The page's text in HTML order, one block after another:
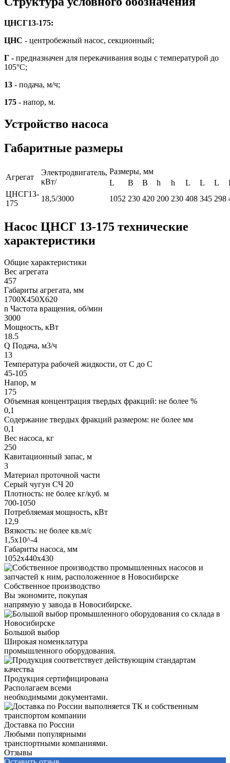
ЦНСГ13-175:
ЦНС - центробежный насос, секционный;
Г - предназначен для перекачивания воды с температурой до
105°С;
13 - подача, м/ч;
175 - напор, м.
Устройство насоса
Габаритные размеры
Агрегат
Электродвигатель,
кВт/
Размеры, мм
L
B B h h L L L
ЦНСГ13-
175
18,5/3000 1052 230 420 200 230 408 345 298
Насос ЦНСГ 13-175 технические
характеристики
Общие характеристики
Вес агрегата
457
Габариты агрегата, мм
1700Х450Х620
n Частота вращения, об/мин
3000
Мощность, кВт
18.5
Q Подача, м3/ч
13
Температура рабочей жидкости, от С до С
45-105
Напор, м
175
Объемная концентрация твердых фракций: не более %
0,1
Содержание твердых фракций размером: не более мм
0,1
Вес насоса, кг
250
Кавитационный запас, м
3
Материал проточной части
Серый чугун СЧ 20
Плотность: не более кг/куб. м
700-1050
Потребляемая мощность, кВт
12,9
Вязкость: не более кв.м/с
1,5х10^-4
Габариты насоса, мм
1052х440х430
Собственное производство
Вы экономите, покупая
напрямую у завода в Новосибирске.
Большой выбор
Широкая номенклатура
промышленного оборудования.
Продукция сертифицирована
Располагаем всеми
необходимыми документами.
Доставка по России
Любыми популярными
транспортными компаниями.
Отзывы